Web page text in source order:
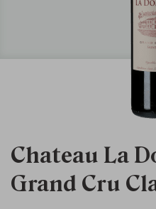
Chateau La
Grand Cru